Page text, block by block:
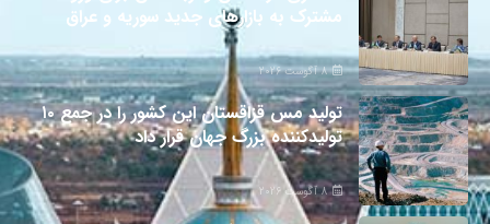
مشترک به بازارهای جدید سوریه و عراق
8 آگوست 2026
تولید مس قزاقستان این کشور را در جمع ۱۰
تولیدکننده بزرگ جهان قرار داد
8 آگوست 2026